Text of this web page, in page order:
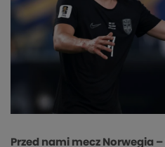
Przed nami mecz Norwegia